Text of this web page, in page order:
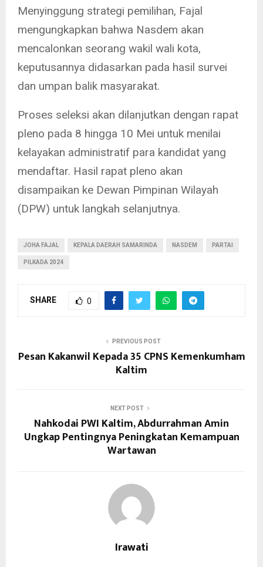
Menyinggung strategi pemilihan, Fajal
mengungkapkan bahwa Nasdem akan
mencalonkan seorang wakil wali kota,
keputusannya didasarkan pada hasil survei
dan umpan balik masyarakat.
Proses seleksi akan dilanjutkan dengan rapat
pleno pada 8 hingga 10 Mei untuk menilai
kelayakan administratif para kandidat yang
mendaftar. Hasil rapat pleno akan
disampaikan ke Dewan Pimpinan Wilayah
(DPW) untuk langkah selanjutnya.
JOHA FAJAL KEPALA DAERAH SAMARINDA NASDEM PARTAI
PILKADA 2024
SHARE 0
PREVIOUS POST
Pesan Kakanwil Kepada 35 CPNS Kemenkumham
Kaltim
NEXT POST
Nahkodai PWI Kaltim, Abdurrahman Amin
Ungkap Pentingnya Peningkatan Kemampuan
Wartawan
Irawati